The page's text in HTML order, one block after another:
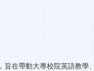
在帶動大專校院英語教學